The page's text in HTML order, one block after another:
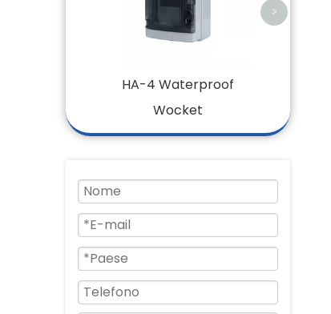
HA-4 Waterproof
Wocket
>